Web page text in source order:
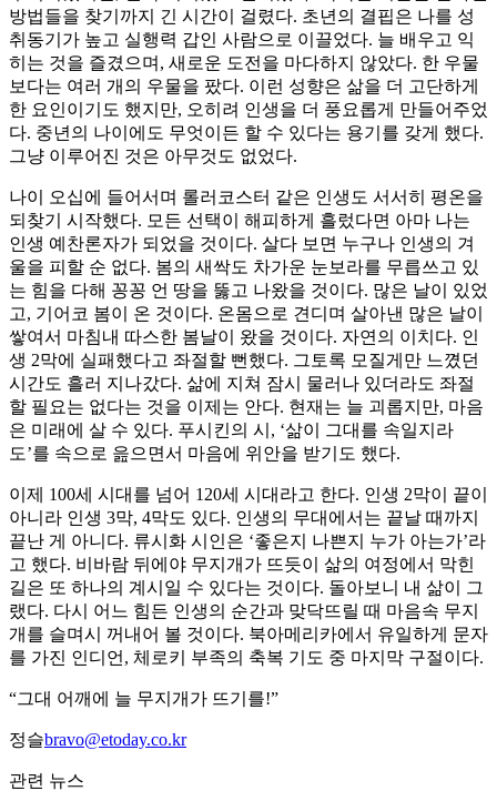
방법들을 찾기까지 긴 시간이 걸렸다. 초년의 결핍은 나를 성
취동기가 높고 실행력 갑인 사람으로 이끌었다. 늘 배우고 익
히는 것을 즐겼으며, 새로운 도전을 마다하지 않았다. 한 우물
보다는 여러 개의 우물을 팠다. 이런 성향은 삶을 더 고단하게
한 요인이기도 했지만, 오히려 인생을 더 풍요롭게 만들어주었
다. 중년의 나이에도 무엇이든 할 수 있다는 용기를 갖게 했다.
그냥 이루어진 것은 아무것도 없었다.
나이 오십에 들어서며 롤러코스터 같은 인생도 서서히 평온을
되찾기 시작했다. 모든 선택이 해피하게 흘렀다면 아마 나는
인생 예찬론자가 되었을 것이다. 살다 보면 누구나 인생의 겨
울을 피할 순 없다. 봄의 새싹도 차가운 눈보라를 무릅쓰고 있
는 힘을 다해 꽁꽁 언 땅을 뚫고 나왔을 것이다. 많은 날이 있었
고, 기어코 봄이 온 것이다. 온몸으로 견디며 살아낸 많은 날이
쌓여서 마침내 따스한 봄날이 왔을 것이다. 자연의 이치다. 인
생 2막에 실패했다고 좌절할 뻔했다. 그토록 모질게만 느꼈던
시간도 흘러 지나갔다. 삶에 지쳐 잠시 물러나 있더라도 좌절
할 필요는 없다는 것을 이제는 안다. 현재는 늘 괴롭지만, 마음
은 미래에 살 수 있다. 푸시킨의 시, ‘삶이 그대를 속일지라
도’를 속으로 읊으면서 마음에 위안을 받기도 했다.
이제 100세 시대를 넘어 120세 시대라고 한다. 인생 2막이 끝이
아니라 인생 3막, 4막도 있다. 인생의 무대에서는 끝날 때까지
끝난 게 아니다. 류시화 시인은 ‘좋은지 나쁜지 누가 아는가’라
고 했다. 비바람 뒤에야 무지개가 뜨듯이 삶의 여정에서 막힌
길은 또 하나의 계시일 수 있다는 것이다. 돌아보니 내 삶이 그
랬다. 다시 어느 힘든 인생의 순간과 맞닥뜨릴 때 마음속 무지
개를 슬며시 꺼내어 볼 것이다. 북아메리카에서 유일하게 문자
를 가진 인디언, 체로키 부족의 축복 기도 중 마지막 구절이다.
“그대 어깨에 늘 무지개가 뜨기를!”
정슬bravo@etoday.co.kr
관련 뉴스